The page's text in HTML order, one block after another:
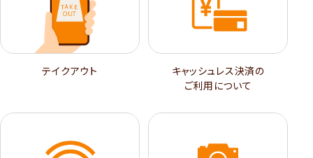
テイクアウト
キャッシュレス決済の
ご利用について